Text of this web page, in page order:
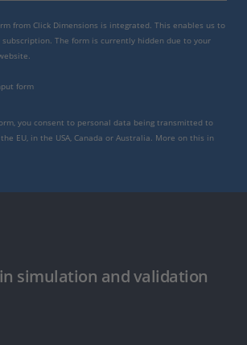
from Click Dimensions is integrated. This enables us to
The form is currently hidden due to your
form
you consent to personal data being transmitted to
EU, in the USA, Canada or Australia. More on this in
simulation and validation